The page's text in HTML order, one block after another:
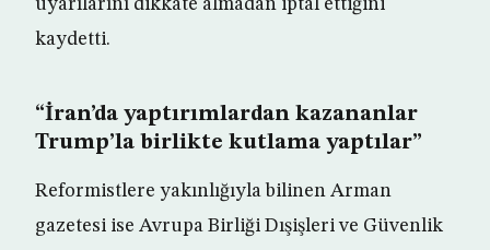
uyarılarını dikkate almadan iptal ettiğini
kaydetti.
“İran’da yaptırımlardan kazananlar
Trump’la birlikte kutlama yaptılar”
Reformistlere yakınlığıyla bilinen Arman
gazetesi ise Avrupa Birliği Dışişleri ve Güvenlik